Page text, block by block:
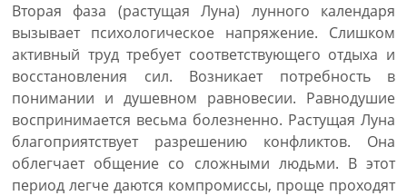
Вторая фаза (растущая Луна) лунного календаря
вызывает психологическое напряжение. Слишком
активный труд требует соответствующего отдыха и
восстановления сил. Возникает потребность в
понимании и душевном равновесии. Равнодушие
воспринимается весьма болезненно. Растущая Луна
благоприятствует разрешению конфликтов. Она
облегчает общение со сложными людьми. В этот
период легче даются компромиссы, проще проходят